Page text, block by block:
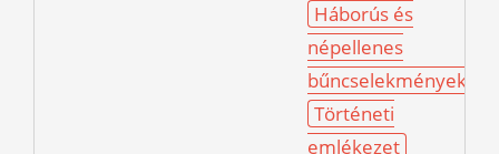
Háborús és
népellenes
bűncselekmények
Történeti
emlékezet